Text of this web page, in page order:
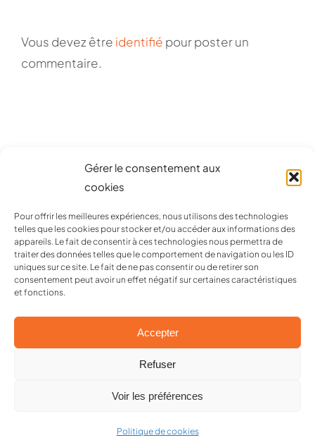
Gérer le consentement aux
cookies
Pour offrir les meilleures expériences, nous utilisons des technologies
telles que les cookies pour stocker et/ou accéder aux informations des
appareils. Le fait de consentir à ces technologies nous permettra de
traiter des données telles que le comportement de navigation ou les ID
uniques sur ce site. Le fait de ne pas consentir ou de retirer son
consentement peut avoir un effet négatif sur certaines caractéristiques
et fonctions.
Accepter
Refuser
Voir les préférences
Politique de cookies
Vous devez être identifié pour poster un
commentaire.
Conseil en communication & développement des ventes
Création graphique / Print / Web / Art de la table
légales